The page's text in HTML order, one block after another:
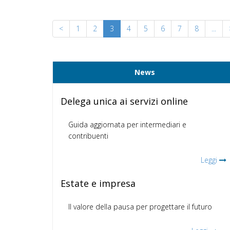
< 1 2 3 4 5 6 7 8 ...
News
Delega unica ai servizi online
Guida aggiornata per intermediari e
contribuenti
Leggi
Estate e impresa
Il valore della pausa per progettare il futuro